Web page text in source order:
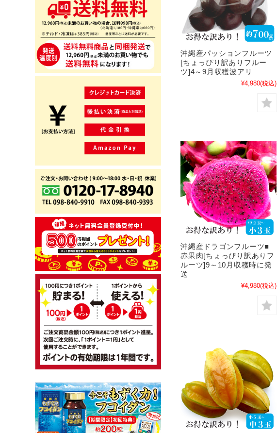
沖縄産パッションフルーツ
[ちょっぴり訳ありフルー
ツ]4～9月収穫波アリ
¥4,980(税込)
沖縄産ドラゴンフルーツ■
赤果肉[ちょっぴり訳ありフ
ルーツ]9～10月収穫時に発
送
¥4,980(税込)